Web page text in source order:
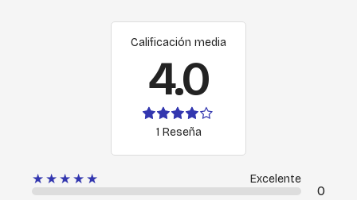
Calificación media
4.0
1 Reseña
★★★★★ Excelente
0